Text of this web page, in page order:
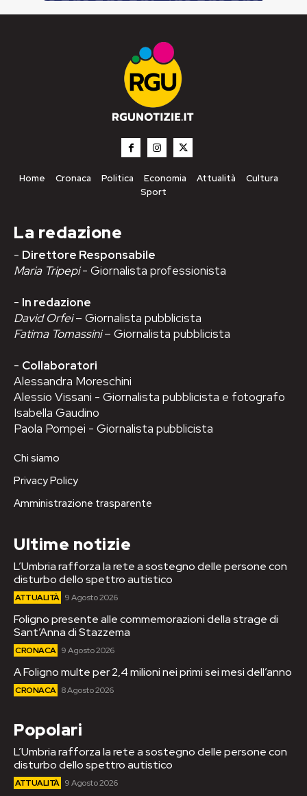
Home Cronaca Politica Economia Attualità
Cultura
Sport
La redazione
- Direttore Responsabile
Maria Tripepi- Giornalista professionista
- In redazione
David Orfei– Giornalista pubblicista
Fatima Tomassini– Giornalista pubblicista
- Collaboratori
Alessandra Moreschini
Alessio Vissani - Giornalista pubblicista e fotografo
Isabella Gaudino
Paola Pompei - Giornalista pubblicista
Chi siamo
Privacy Policy
Amministrazione trasparente
Ultime notizie
L’Umbria rafforza la rete a sostegno delle persone con
disturbo dello spettro autistico
ATTUALITÀ 9 Agosto 2026
Foligno presente alle commemorazioni della strage di
Sant’Anna di Stazzema
CRONACA 9 Agosto 2026
A Foligno multe per 2,4 milioni nei primi sei mesi dell’anno
CRONACA 8 Agosto 2026
Popolari
L’Umbria rafforza la rete a sostegno delle persone con
disturbo dello spettro autistico
ATTUALITÀ 9 Agosto 2026